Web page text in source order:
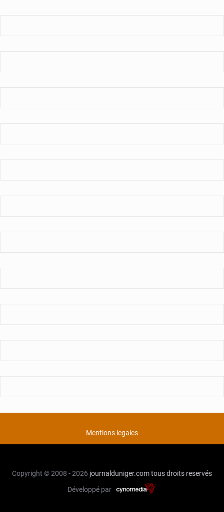
Mentions legales
Copyright © 2008 - 2026 journalduniger.comtous droits reservés
Développé par